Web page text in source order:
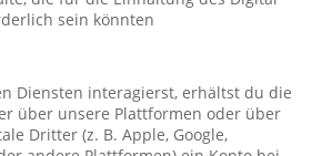
sein könnten
Diensten interagierst, erhältst du die
über unsere Plattformen oder über
Dritter (z. B. Apple, Google,